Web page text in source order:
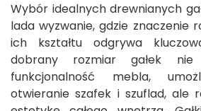
Wybór idealnych drewnianych
lada wyzwanie, gdzie znaczenie
ich kształtu odgrywa
dobrany rozmiar gałek
funkcjonalność mebla,
otwieranie szafek i szuflad, ale